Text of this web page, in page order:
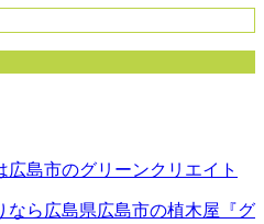
なら広島県広島市の植木屋『グ